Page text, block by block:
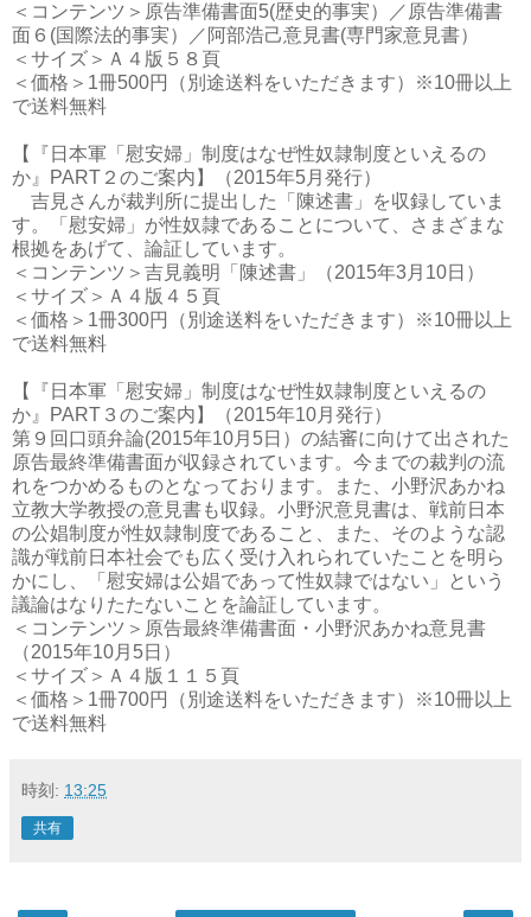
＜コンテンツ＞原告準備書面5(歴史的事実）／原告準備書
面６(国際法的事実）／阿部浩己意見書(専門家意見書）
＜サイズ＞Ａ４版５８頁
＜価格＞1冊500円（別途送料をいただきます）※10冊以上
で送料無料
【『日本軍「慰安婦」制度はなぜ性奴隷制度といえるの
か』PART２のご案内】（2015年5月発行）
吉見さんが裁判所に提出した「陳述書」を収録していま
す。「慰安婦」が性奴隷であることについて、さまざまな
根拠をあげて、論証しています。
＜コンテンツ＞吉見義明「陳述書」（2015年3月10日）
＜サイズ＞Ａ４版４５頁
＜価格＞1冊300円（別途送料をいただきます）※10冊以上
で送料無料
【『日本軍「慰安婦」制度はなぜ性奴隷制度といえるの
か』PART３のご案内】（2015年10月発行）
第９回口頭弁論(2015年10月5日）の結審に向けて出された
原告最終準備書面が収録されています。今までの裁判の流
れをつかめるものとなっております。また、小野沢あかね
立教大学教授の意見書も収録。小野沢意見書は、戦前日本
の公娼制度が性奴隷制度であること、また、そのような認
識が戦前日本社会でも広く受け入れられていたことを明ら
かにし、「慰安婦は公娼であって性奴隷ではない」という
議論はなりたたないことを論証しています。
＜コンテンツ＞原告最終準備書面・小野沢あかね意見書
（2015年10月5日）
＜サイズ＞Ａ４版１１５頁
＜価格＞1冊700円（別途送料をいただきます）※10冊以上
で送料無料
時刻: 13:25
共有